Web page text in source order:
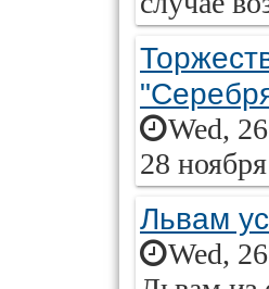
Wed,
28
Львам
Wed,